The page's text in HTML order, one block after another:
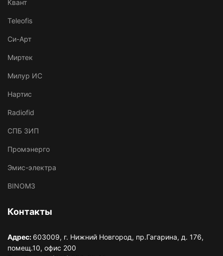
Квант
Teleofis
Си-Арт
Миртек
Милур ИС
Нартис
Radiofid
СПБ ЗИП
Промэнерго
Эмис-электра
BINOM3
Контакты
Адрес: 603009, г. Нижний Новгород, пр.Гагарина, д. 176,
помещ.10, офис 200